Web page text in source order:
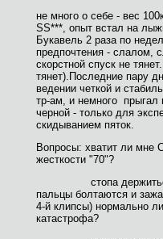
не много о себе - вес
SS***, опыт встал на
Букавель 2 раза по
предпочтения - слалом,
скорстной спуск не
тянет).Последние пару
ведении четкой и
тр-ам, и немного прыгал
черной - только для
скидыванием пяток.
Вопросы: хватит ли мне
жесткости "70"?
стопа держиться
пальцы болтаются и
4-й клипсы) нормально
катастрофа?